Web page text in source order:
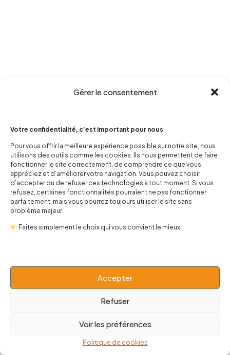
Gérer le consentement
Votre confidentialité, c’est important pour nous
Pour vous offrir la meilleure expérience possible sur notre site, nous
utilisons des outils comme les cookies. Ils nous permettent de faire
fonctionner le site correctement, de comprendre ce que vous
appréciez et d’améliorer votre navigation. Vous pouvez choisir
d’accepter ou de refuser ces technologies à tout moment. Si vous
refusez, certaines fonctionnalités pourraient ne pas fonctionner
parfaitement, mais vous pourrez toujours utiliser le site sans
problème majeur.
Faites simplement le choix qui vous convient le mieux.
Accepter
Refuser
Voir les préférences
Politique de cookies
contact@popnbaby.com
+33 01 64 62 14 89
Follow us
Boutique